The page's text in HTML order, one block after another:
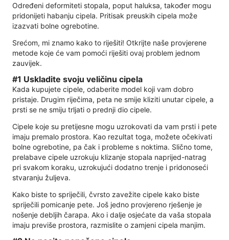
Određeni deformiteti stopala, poput haluksa, također mogu
pridonijeti habanju cipela. Pritisak preuskih cipela može
izazvati bolne ogrebotine.
Srećom, mi znamo kako to riješiti! Otkrijte naše provjerene
metode koje će vam pomoći riješiti ovaj problem jednom
zauvijek.
#1 Uskladite svoju veličinu cipela
Kada kupujete cipele, odaberite model koji vam dobro
pristaje. Drugim riječima, peta ne smije kliziti unutar cipele, a
prsti se ne smiju trljati o prednji dio cipele.
Cipele koje su pretijesne mogu uzrokovati da vam prsti i pete
imaju premalo prostora. Kao rezultat toga, možete očekivati ​​
bolne ogrebotine, pa čak i probleme s noktima. Slično tome,
prelabave cipele uzrokuju klizanje stopala naprijed-natrag
pri svakom koraku, uzrokujući dodatno trenje i pridonoseći
stvaranju žuljeva.
Kako biste to spriječili, čvrsto zavežite cipele kako biste
spriječili pomicanje pete. Još jedno provjereno rješenje je
nošenje debljih čarapa. Ako i dalje osjećate da vaša stopala
imaju previše prostora, razmislite o zamjeni cipela manjim.